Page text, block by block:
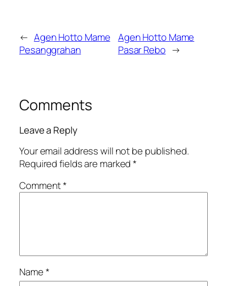
← Agen Hotto Mame
Pesanggrahan
Agen Hotto Mame
Pasar Rebo →
Comments
Leave a Reply
Your email address will not be published.
Required fields are marked*
Comment*
Name*